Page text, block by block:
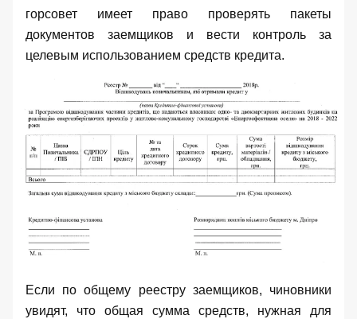
горсовет имеет право проверять пакеты
документов заемщиков и вести контроль за
целевым использованием средств кредита.
Если по общему реестру заемщиков, чиновники
увидят, что общая сумма средств, нужная для